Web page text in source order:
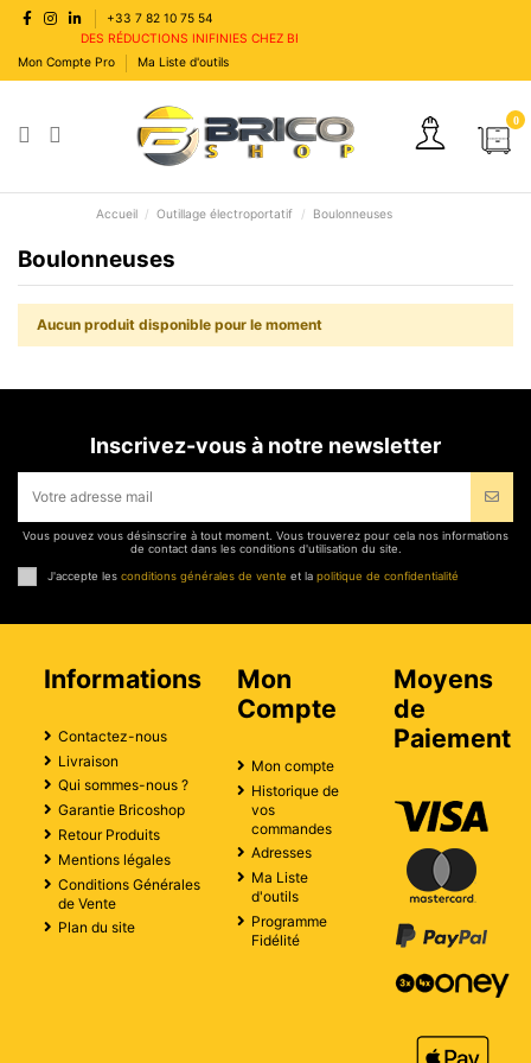
+33 7 82 10 75 54
DES RÉDUCTIONS INIFINIES CHEZ BRICOSHOP
Mon Compte Pro
Ma Liste d'outils
0
Accueil Outillage électroportatif Boulonneuses
Boulonneuses
Aucun produit disponible pour le moment
Inscrivez-vous à notre newsletter
Vous pouvez vous désinscrire à tout moment. Vous trouverez pour cela nos informations
de contact dans les conditions d'utilisation du site.
J'accepte les conditions générales de vente et la politique de confidentialité
Informations
Contactez-nous
Livraison
Qui sommes-nous ?
Garantie Bricoshop
Retour Produits
Mentions légales
Conditions Générales
de Vente
Plan du site
Mon
Compte
Mon compte
Historique de
vos
commandes
Adresses
Ma Liste
d'outils
Programme
Fidélité
Moyens
de
Paiement